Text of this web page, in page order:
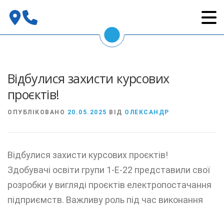
Відбулися захисти курсових
проєктів!
ОПУБЛІКОВАНО 20.05.2025 ВІД ОЛЕКСАНДР
Відбулися захисти курсових проєктів!
Здобувачі освіти групи 1-Е-22 представили свої
розробки у вигляді проєктів електропостачання
підприємств. Важливу роль під час виконання